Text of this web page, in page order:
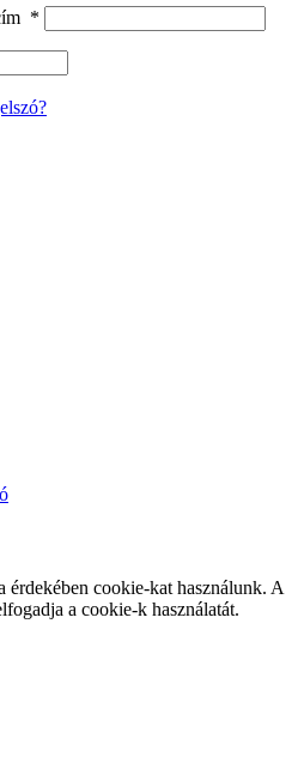
*
érdekében cookie-kat használunk. A
a cookie-k használatát.